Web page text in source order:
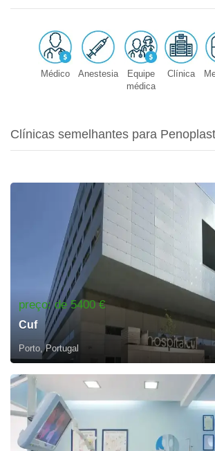
Médico Anestesia
Equipe
médica
Clínica
Clínicas semelhantes para
preço: de 5400 €
Cuf
Porto, Portugal